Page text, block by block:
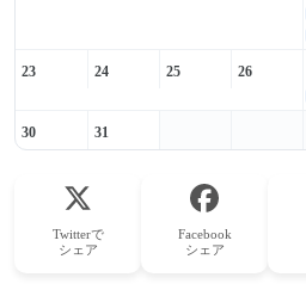
23 24 25 26
30 31
Twitterで
シェア
Facebook
シェア